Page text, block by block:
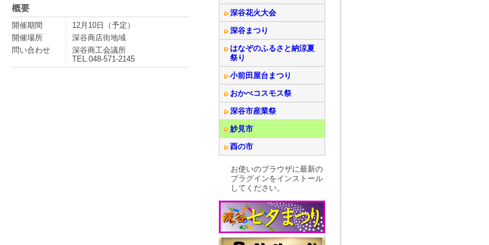
概要
開催期間
12月10日（予定）
開催場所
深谷商店街地域
問い合わせ
深谷商工会議所
TEL.048-571-2145
深谷花火大会
深谷まつり
はなぞのふるさと納涼夏
祭り
小前田屋台まつり
おかべコスモス祭
深谷市産業祭
妙見市
酉の市
お使いのブラウザに最新の
プラグインをインストール
してください。